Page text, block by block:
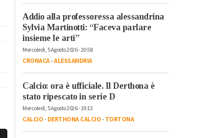
Addio alla professoressa alessandrina
Sylvia Martinotti: “Faceva parlare
insieme le arti”
Mercoledì, 5 Agosto 2026 - 20:58
CRONACA-ALESSANDRIA
Calcio: ora è ufficiale. Il Derthona è
stato ripescato in serie D
Mercoledì, 5 Agosto 2026 - 19:13
CALCIO-DERTHONA CALCIO-TORTONA